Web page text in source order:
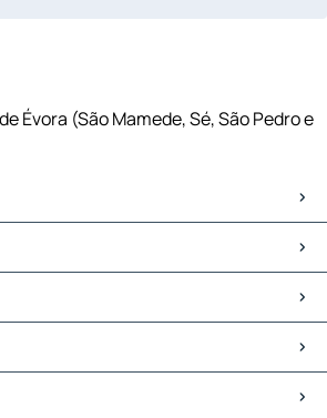
Évora (São Mamede, Sé, São Pedro e